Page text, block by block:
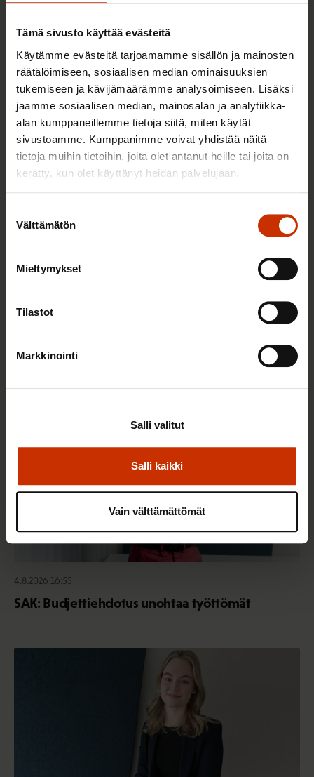
Tämä sivusto käyttää evästeitä
Käytämme evästeitä tarjoamamme sisällön ja mainosten
räätälöimiseen, sosiaalisen median ominaisuuksien
tukemiseen ja kävijämäärämme analysoimiseen. Lisäksi
jaamme sosiaalisen median, mainosalan ja analytiikka-
alan kumppaneillemme tietoja siitä, miten käytät
sivustoamme. Kumppanimme voivat yhdistää näitä
tietoja muihin tietoihin, joita olet antanut heille tai joita on
kerätty, kun olet käyttänyt heidän palvelujaan.
valinta
Välttämätön
Mieltymykset
Tilastot
Markkinointi
Salli kaikki
Salli valitut
Vain välttämättömät
Uutisia ja puheenaiheita sinulle
AY-LIIKE SUOMESSA JA MAAILMALLA
6.8.2026 9:52
harrastustoimintaa – hae apurahaa elokuun
4.8.2026 16:55
SAK: Budjettiehdotus unohtaa työttömät